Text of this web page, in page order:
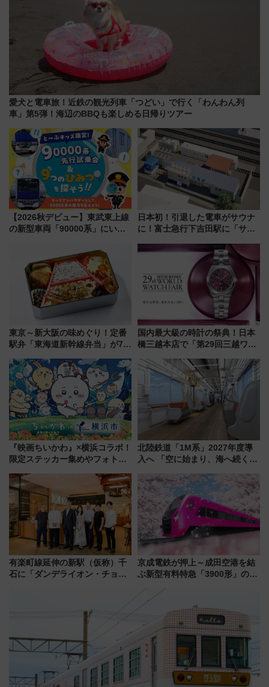
愛犬と電車旅！近鉄の観光列車「つどい」で行く「わんわん列
車」第5弾！海辺のBBQも楽しめる日帰りツアー
【2026秋デビュー】東武東上線
の新型車両「90000系」にいち
向け先行試乗会でキッズアンバ
サダーになろう
日本初！引退した電車がサウナ
に！富士急行下吉田駅に「サ電
業 行き交う電車の音や振動を
感じながら「ととのう」新感覚
東京～新大阪の味めぐり！定番
駅弁「東海道新幹線弁当」が7月
国内最大級の時計の祭典！日本
橋三越本店で「第29回三越ワー
【2026年8月5日～25日】
『映画ちいかわ』×横浜コラボ！
限定ステッカー集めやフォトス
いを満喫しよう（花火鑑賞会応
募は7/12まで！）
北陸鉄道「1M系」2027年度導
入へ 「空に始まり、海へ続く」
神秘的なデザイン
有楽町線延伸の新駅（仮称）千
石に「ダンデライオン・チョコ
京成電鉄が押上～成田空港を結
ぶ新型有料特急「3900形」のコ
募集も実施